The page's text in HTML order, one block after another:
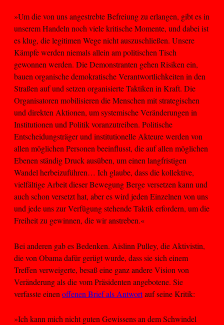
»Um die von uns angestrebte Befreiung zu erlangen, gibt es in
unserem Handeln noch viele kritische Momente, und dabei ist
es klug, die legitimen Wege nicht auszuschließen. Unsere
Kämpfe werden niemals allein am politischen Tisch
gewonnen werden. Die Demonstranten gehen Risiken ein,
bauen organische demokratische Verantwortlichkeiten in den
Straßen auf und setzen organisierte Taktiken in Kraft. Die
Organisatoren mobilisieren die Menschen mit strategischen
und direkten Aktionen, um systemische Veränderungen in
Institutionen und Politik voranzutreiben. Politische
Entscheidungsträger und institutionelle Akteure werden von
allen möglichen Personen beeinflusst, die auf allen möglichen
Ebenen ständig Druck ausüben, um einen langfristigen
Wandel herbeizuführen… Ich glaube, dass die kollektive,
vielfältige Arbeit dieser Bewegung Berge versetzen kann und
auch schon versetzt hat, aber es wird jeden Einzelnen von uns
und jede uns zur Verfügung stehende Taktik erfordern, um die
Freiheit zu gewinnen, die wir anstreben.«
Bei anderen gab es Bedenken. Aislinn Pulley, die Aktivistin,
die von Obama dafür gerügt wurde, dass sie sich einem
Treffen verweigerte, besaß eine ganz andere Vision von
Veränderung als die vom Präsidenten angebotene. Sie
verfasste einen offenen Brief als Antwortauf seine Kritik:
»Ich kann mich nicht guten Gewissens an dem Schwindel